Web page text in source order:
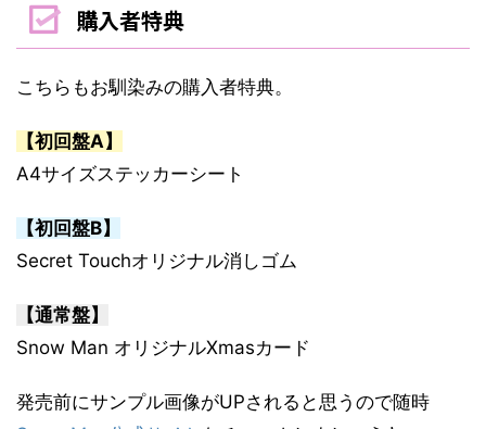
購入者特典
こちらもお馴染みの購入者特典。
【初回盤A】
A4サイズステッカーシート
【初回盤B】
Secret Touchオリジナル消しゴム
【通常盤】
Snow Man オリジナルXmasカード
発売前にサンプル画像がUPされると思うので随時